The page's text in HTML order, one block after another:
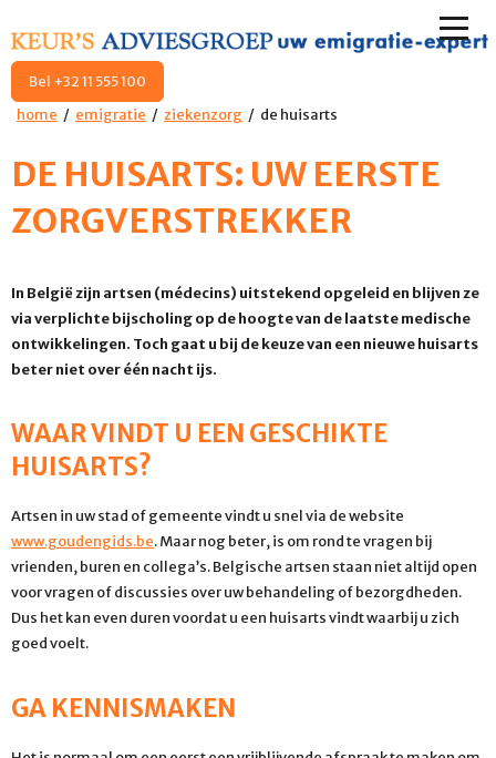
Bel +32 11 555 100
home
emigratie ziekenzorg de huisarts
DE HUISARTS: UW EERSTE
ZORGVERSTREKKER
In België zijn artsen (médecins) uitstekend opgeleid en blijven ze
via verplichte bijscholing op de hoogte van de laatste medische
ontwikkelingen. Toch gaat u bij de keuze van een nieuwe huisarts
beter niet over één nacht ijs.
WAAR VINDT U EEN GESCHIKTE
HUISARTS?
Artsen in uw stad of gemeente vindt u snel via de website
www.goudengids.be. Maar nog beter, is om rond te vragen bij
vrienden, buren en collega’s. Belgische artsen staan niet altijd open
voor vragen of discussies over uw behandeling of bezorgdheden.
Dus het kan even duren voordat u een huisarts vindt waarbij u zich
goed voelt.
GA KENNISMAKEN